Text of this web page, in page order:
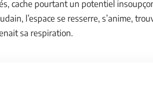
cache pourtant un potentiel
l’espace se resserre, s’anime,
sa respiration.